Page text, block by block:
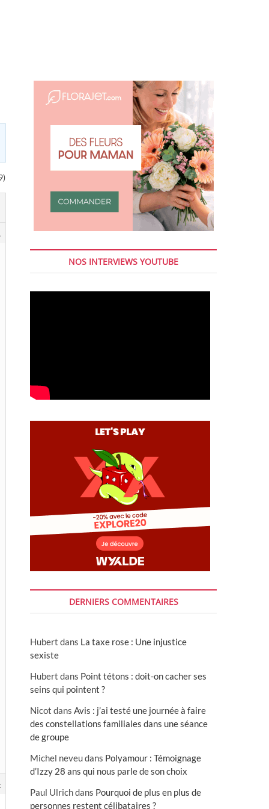
NOS INTERVIEWS YOUTUBE
DERNIERS COMMENTAIRES
Hubert dans La taxe rose : Une injustice
sexiste
Hubert dans Point tétons : doit-on cacher ses
seins qui pointent ?
Nicot dans Avis : j’ai testé une journée à faire
des constellations familiales dans une séance
de groupe
Michel neveudans Polyamour : Témoignage
d’Izzy 28 ans qui nous parle de son choix
Paul Ulrichdans Pourquoi de plus en plus de
personnes restent célibataires ?